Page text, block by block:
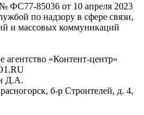
ФС77-85036 от 10 апреля 2023
по надзору в сфере связи,
и массовых коммуникаций
«Контент-центр»
Д.А.
б-р Строителей, д. 4,